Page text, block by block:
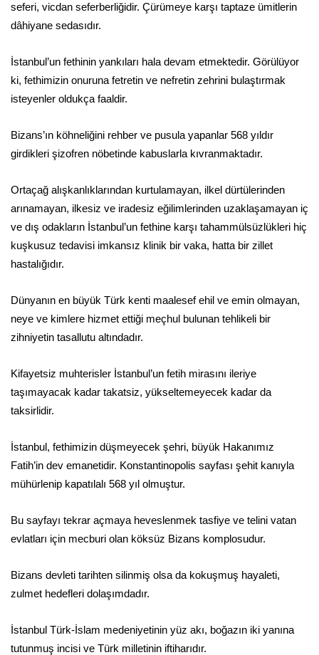
seferi, vicdan seferberliğidir. Çürümeye karşı taptaze ümitlerin
dâhiyane sedasıdır.
İstanbul’un fethinin yankıları hala devam etmektedir. Görülüyor
ki, fethimizin onuruna fetretin ve nefretin zehrini bulaştırmak
isteyenler oldukça faaldir.
Bizans’ın köhneliğini rehber ve pusula yapanlar 568 yıldır
girdikleri şizofren nöbetinde kabuslarla kıvranmaktadır.
Ortaçağ alışkanlıklarından kurtulamayan, ilkel dürtülerinden
arınamayan, ilkesiz ve iradesiz eğilimlerinden uzaklaşamayan iç
ve dış odakların İstanbul’un fethine karşı tahammülsüzlükleri hiç
kuşkusuz tedavisi imkansız klinik bir vaka, hatta bir zillet
hastalığıdır.
Dünyanın en büyük Türk kenti maalesef ehil ve emin olmayan,
neye ve kimlere hizmet ettiği meçhul bulunan tehlikeli bir
zihniyetin tasallutu altındadır.
Kifayetsiz muhterisler İstanbul’un fetih mirasını ileriye
taşımayacak kadar takatsiz, yükseltemeyecek kadar da
taksirlidir.
İstanbul, fethimizin düşmeyecek şehri, büyük Hakanımız
Fatih’in dev emanetidir. Konstantinopolis sayfası şehit kanıyla
mühürlenip kapatılalı 568 yıl olmuştur.
Bu sayfayı tekrar açmaya heveslenmek tasfiye ve telini vatan
evlatları için mecburi olan köksüz Bizans komplosudur.
Bizans devleti tarihten silinmiş olsa da kokuşmuş hayaleti,
zulmet hedefleri dolaşımdadır.
İstanbul Türk-İslam medeniyetinin yüz akı, boğazın iki yanına
tutunmuş incisi ve Türk milletinin iftiharıdır.